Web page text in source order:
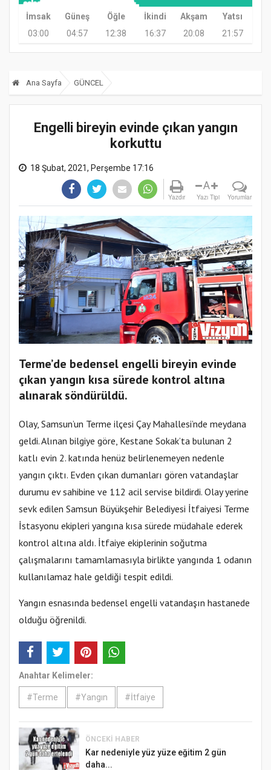
İmsak Güneş Öğle İkindi Akşam
Yatsı
03:00
04:57 12:38 16:37 20:08 21:57
Ana Sayfa GÜNCEL
Engelli bireyin evinde çıkan yangın
korkuttu
18 Şubat, 2021, Perşembe 17:16
Yazdır
A
Yazı Tipi Yorumlar
Terme’de bedensel engelli bireyin evinde
çıkan yangın kısa sürede kontrol altına
alınarak söndürüldü.
Olay, Samsun’un Terme ilçesi Çay Mahallesi’nde meydana
geldi. Alınan bilgiye göre, Kestane Sokak’ta bulunan 2
katlı evin 2. katında henüz belirlenemeyen nedenle
yangın çıktı. Evden çıkan dumanları gören vatandaşlar
durumu ev sahibine ve 112 acil servise bildirdi. Olay yerine
sevk edilen Samsun Büyükşehir Belediyesi İtfaiyesi Terme
İstasyonu ekipleri yangına kısa sürede müdahale ederek
kontrol altına aldı. İtfaiye ekiplerinin soğutma
çalışmalarını tamamlamasıyla birlikte yangında 1 odanın
kullanılamaz hale geldiği tespit edildi.
Yangın esnasında bedensel engelli vatandaşın hastanede
olduğu öğrenildi.
Anahtar Kelimeler:
#Terme #Yangın #İtfaiye
ÖNCEKI HABER
Kar nedeniyle yüz yüze eğitim 2 gün
daha...